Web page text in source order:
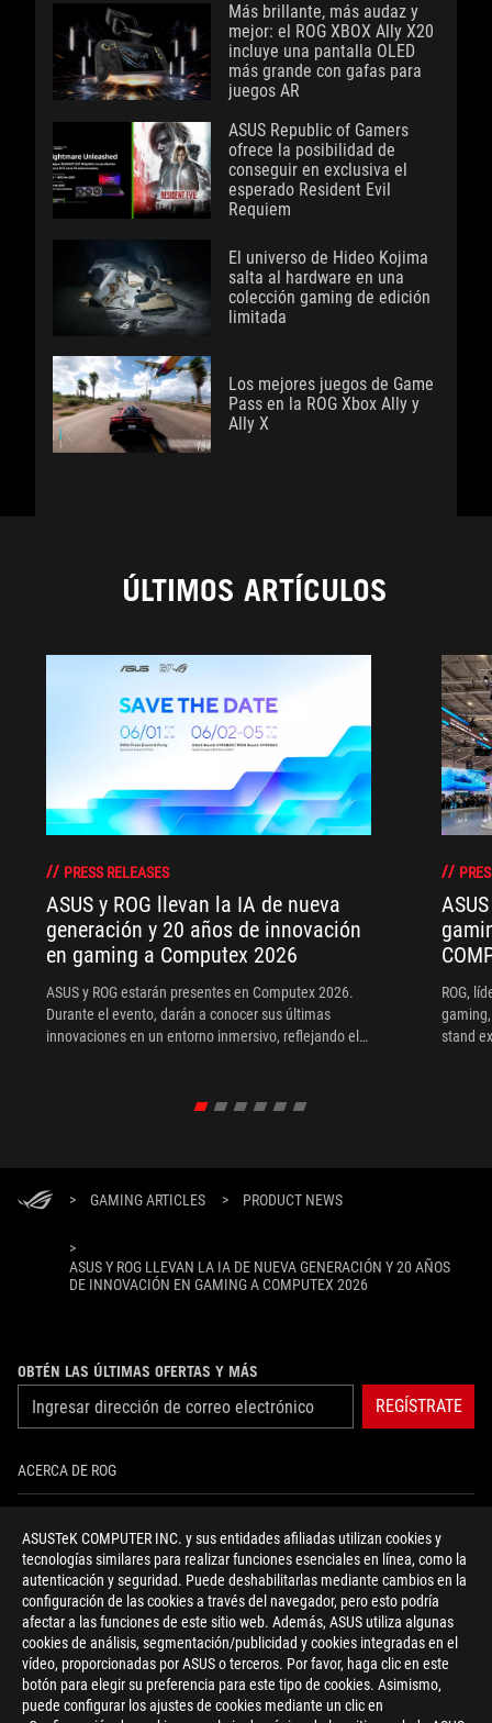
ASUSTeK COMPUTER INC. y sus entidades afiliadas utilizan cookies y
tecnologías similares para realizar funciones esenciales en línea, como la
autenticación y seguridad. Puede deshabilitarlas mediante cambios en la
configuración de las cookies a través del navegador, pero esto podría
afectar a las funciones de este sitio web. Además, ASUS utiliza algunas
cookies de análisis, segmentación/publicidad y cookies integradas en el
vídeo, proporcionadas por ASUS o terceros. Por favor, haga clic en este
botón para elegir su preferencia para este tipo de cookies. Asimismo,
puede configurar los ajustes de cookies mediante un clic en
Más brillante, más audaz y
mejor: el ROG XBOX Ally X20
incluye una pantalla OLED
más grande con gafas para
juegos AR
ASUS Republic of Gamers
ofrece la posibilidad de
conseguir en exclusiva el
esperado Resident Evil
Requiem
El universo de Hideo Kojima
salta al hardware en una
colección gaming de edición
limitada
Los mejores juegos de Game
Pass en la ROG Xbox Ally y
Ally X
ÚLTIMOS ARTÍCULOS
PRESS RELEASES
ASUS y ROG llevan la IA de nueva
generación y 20 años de innovación
en gaming a Computex 2026
ASUS y ROG estarán presentes en Computex 2026.
Durante el evento, darán a conocer sus últimas
innovaciones en un entorno inmersivo, reflejando el
de consumo. Además, ROG celebrará su 20º
ROG,
stand
> GAMING ARTICLES > PRODUCT NEWS
>
ASUS Y ROG LLEVAN LA IA DE NUEVA GENERACIÓN Y 20 AÑOS
DE INNOVACIÓN EN GAMING A COMPUTEX 2026
OBTÉN LAS ÚLTIMAS OFERTAS Y MÁS
REGÍSTRATE
ACERCA DE ROG
NEWSROOM
NOTICIAS
facebooktwitteryoutubeinstagramdiscord